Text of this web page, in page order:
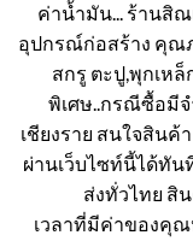
ค่าน้ำมัน... ร้านสิ
อุปกรณ์ก่อสร้าง คุณ
สกรู ตะปู,พุกเหล็
พิเศษ..กรณีซื้อมี
เชียงราย สนใจสินค้
ผ่านเว็บไซท์นี้ได้ทัน
ส่งทั่วไทย สิ
เวลาที่มีค่าของคุ